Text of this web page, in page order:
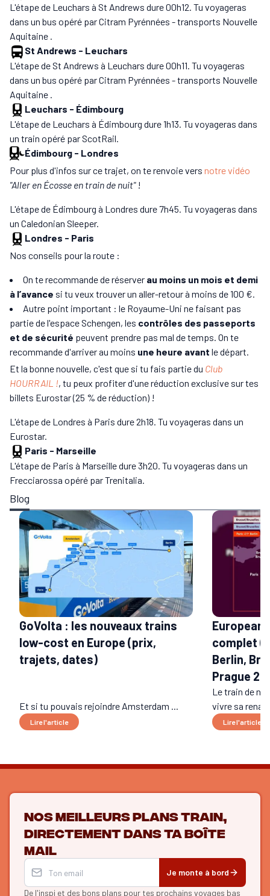
L'étape de Leuchars à St Andrews dure 00h12. Tu voyageras
dans un bus opéré par Citram Pyrénnées - transports Nouvelle
Aquitaine .
St Andrews - Leuchars
L'étape de St Andrews à Leuchars dure 00h11. Tu voyageras
dans un bus opéré par Citram Pyrénnées - transports Nouvelle
Aquitaine .
Leuchars - Édimbourg
L'étape de Leuchars à Édimbourg dure 1h13. Tu voyageras dans
un train opéré par ScotRail.
Édimbourg - Londres
Pour plus d'infos sur ce trajet, on te renvoie vers notre vidéo
"Aller en Écosse en train de nuit"!
L'étape de Édimbourg à Londres dure 7h45. Tu voyageras dans
un Caledonian Sleeper.
Londres - Paris
Nos conseils pour la route :
On te recommande de réserver au moins un mois et demi
à l’avance si tu veux trouver un aller-retour à moins de 100 €.
Autre point important : le Royaume-Uni ne faisant pas
partie de l'espace Schengen, les contrôles des passeports
et de sécurité peuvent prendre pas mal de temps. On te
recommande d'arriver au moins une heure avant le départ.
Et la bonne nouvelle, c'est que si tu fais partie du Club
HOURRAIL !, tu peux profiter d'une réduction exclusive sur tes
billets Eurostar (25 % de réduction) !
L'étape de Londres à Paris dure 2h18. Tu voyageras dans un
Eurostar.
Paris - Marseille
L'étape de Paris à Marseille dure 3h20. Tu voyageras dans un
Frecciarossa opéré par Trenitalia.
Blog
GoVolta : les nouveaux trains
low-cost en Europe (prix,
trajets, dates)
Et si tu pouvais rejoindre Amsterdam ...
Lire l'article
European
complet
Berlin,
Prague
Le train de
vivre sa
Lire l'article
Nos meilleurs plans train,
directement dans ta boîte
mail
Je monte à bord
De l'inspi et des bons plans pour tes prochains voyages bas